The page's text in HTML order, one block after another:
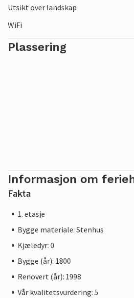
Utsikt over landskap
WiFi
Plassering
Informasjon om
Fakta
1. etasje
Bygge materiale: Stenhus
Kjæledyr: 0
Bygge (år): 1800
Renovert (år): 1998
Vår kvalitetsvurdering: 5